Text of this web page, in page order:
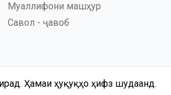
Муаллифони машҳур
Савол - ҷавоб
Ҳамаи ҳуқуқҳо ҳифз шудаанд.